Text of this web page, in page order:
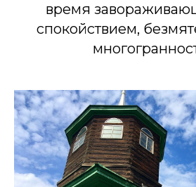
"В ЧИТУ ЗА
время
спокойствием,